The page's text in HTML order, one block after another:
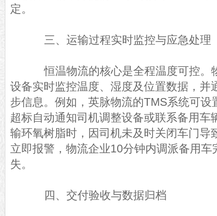
定。
三、运输过程实时监控与应急处理
恒温物流的核心是全程温度可控。
设备实时监控温度、湿度及位置数据，并
步信息。例如，英脉物流的TMS系统可设
超标自动通知司机调整设备或联系备用车
输环氧树脂时，因司机未及时关闭车门
立即报警，物流企业10分钟内调派备用
失。
四、交付验收与数据归档